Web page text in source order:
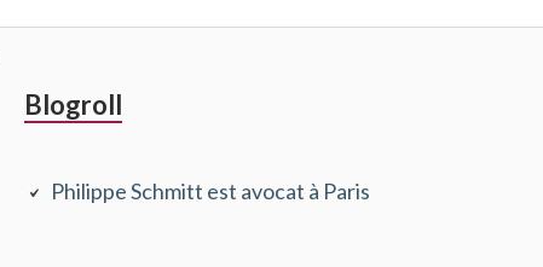
Barre
principale
Blogroll
Philippe Schmitt est avocat à Paris